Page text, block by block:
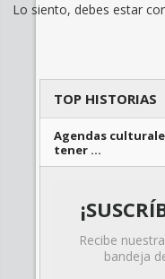
Lo siento, debes estar
TOP HISTORIAS
Agendas
tener …
Recibe
bandeja